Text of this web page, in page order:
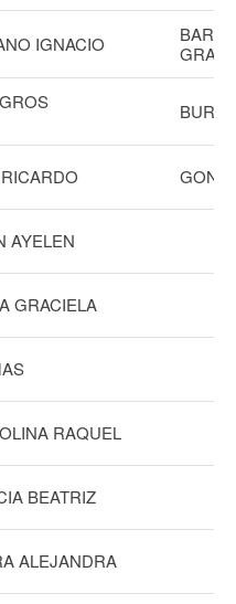
IGNACIO
AYELEN
GRACIELA
RAQUEL
BEATRIZ
ALEJANDRA